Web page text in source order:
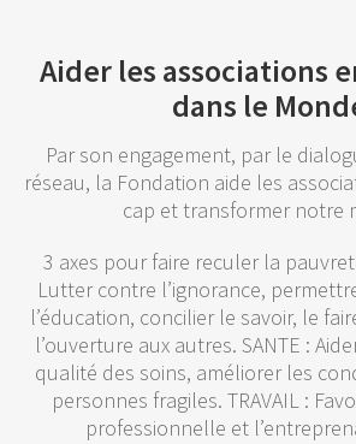
Aider les associations
dans le
Par son engagement, par le
réseau, la Fondation aide les
cap et transformer notre
3 axes pour faire reculer la
Lutter contre l’ignorance,
l’éducation, concilier le savoir, le
l’ouverture aux autres. SANTE :
qualité des soins, améliorer les
personnes fragiles. TRAVAIL :
professionnelle et